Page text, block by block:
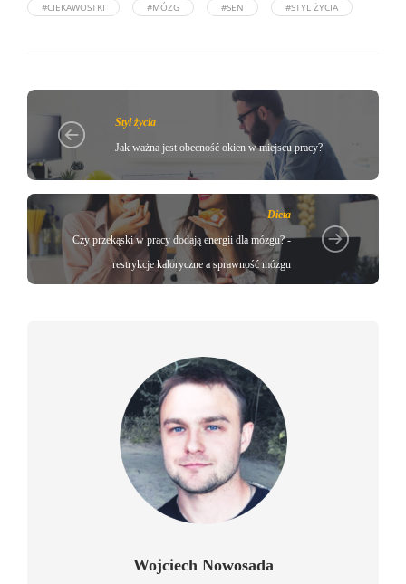
#CIEKAWOSTKI
#MÓZG #SEN #STYL ŻYCIA
Styl życia
Jak ważna jest obecność okien w miejscu pracy?
Dieta
Czy przekąski w pracy dodają energii dla mózgu? -
restrykcje kaloryczne a sprawność mózgu
Wojciech Nowosada